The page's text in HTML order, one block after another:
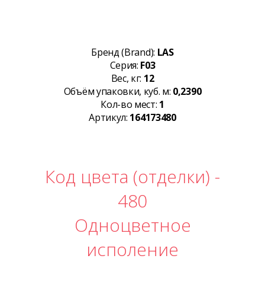
Бренд (Brand): LAS
Серия: F03
Вес, кг: 12
Объём упаковки, куб. м: 0,2390
Кол-во мест: 1
Артикул: 164173480
Код цвета (отделки) -
480
Одноцветное
исполение